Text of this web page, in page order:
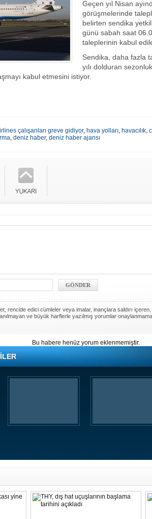
Geçen yıl Nisan
görüşmelerinde
belirten sendika
günü sabah saat
taleplerinin kabul
Sendika, daha fazla
yılı dolduran
kabul etmesini istiyor.
çalışanları greve gidiyor, hava yolları, havacılık,
, deniz haber, deniz haber ajansı
rencide edici cümleler veya imalar, inançlara saldırı içeren,
ve büyük harflerle yazılmış yorumlar
Bu habere henüz yorum eklenmemiştir.
4